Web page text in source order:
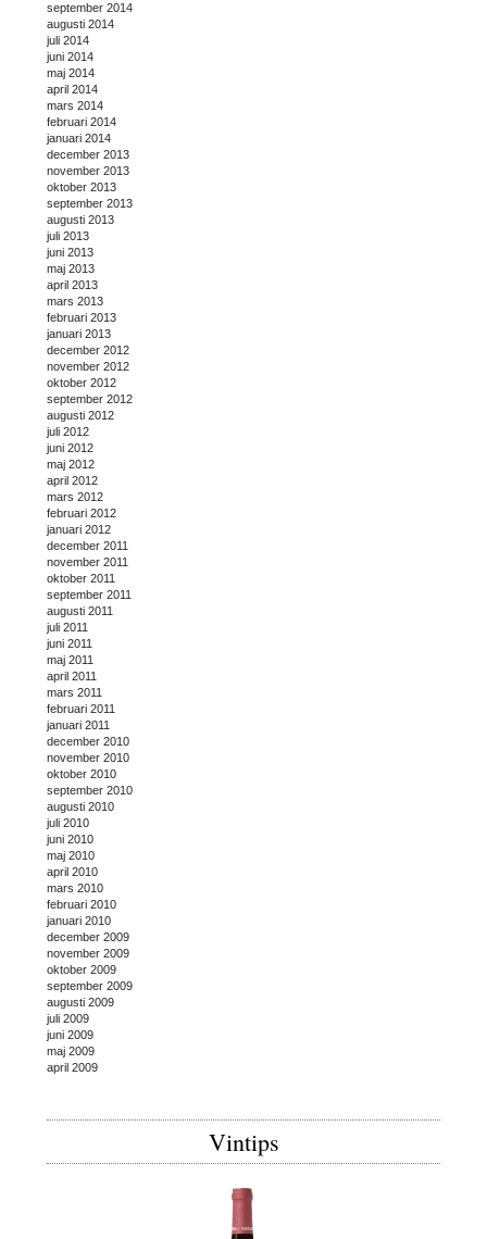
september 2014
augusti 2014
juli 2014
juni 2014
maj 2014
april 2014
mars 2014
februari 2014
januari 2014
december 2013
november 2013
oktober 2013
september 2013
augusti 2013
juli 2013
juni 2013
maj 2013
april 2013
mars 2013
februari 2013
januari 2013
december 2012
november 2012
oktober 2012
september 2012
augusti 2012
juli 2012
juni 2012
maj 2012
april 2012
mars 2012
februari 2012
januari 2012
december 2011
november 2011
oktober 2011
september 2011
augusti 2011
juli 2011
juni 2011
maj 2011
april 2011
mars 2011
februari 2011
januari 2011
december 2010
november 2010
oktober 2010
september 2010
augusti 2010
juli 2010
juni 2010
maj 2010
april 2010
mars 2010
februari 2010
januari 2010
december 2009
november 2009
oktober 2009
september 2009
augusti 2009
juli 2009
juni 2009
maj 2009
april 2009
Vintips